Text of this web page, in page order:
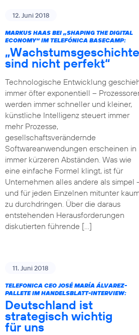
12. Juni 2018
MARKUS HAAS BEI „SHAPING THE DIGITAL
ECONOMY“ IM TELEFÓNICA BASECAMP:
sind nicht perfekt“
Technologische Entwicklung
immer öfter exponentiell –
werden immer schneller und kleiner,
künstliche Intelligenz steuert immer
mehr Prozesse,
gesellschaftsverändernde
Softwareanwendungen erscheinen in
immer kürzeren Abständen. Was wie
eine einfache Formel klingt, ist für
Unternehmen alles andere als simpel
und für jeden Einzelnen mitunter
zu durchdringen. Über die daraus
entstehenden Herausforderungen
diskutierten führende […]
11. Juni 2018
TELEFONICA CEO JOSÉ MARÍA ÁLVAREZ-
PALLETE IM HANDELSBLATT-INTERVIEW:
Deutschland ist
strategisch wichtig
für uns